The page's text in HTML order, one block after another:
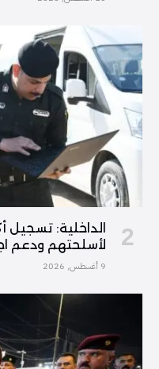
الداخلية:
لأسلحتهم ودعم
9 أغسطس, 2026